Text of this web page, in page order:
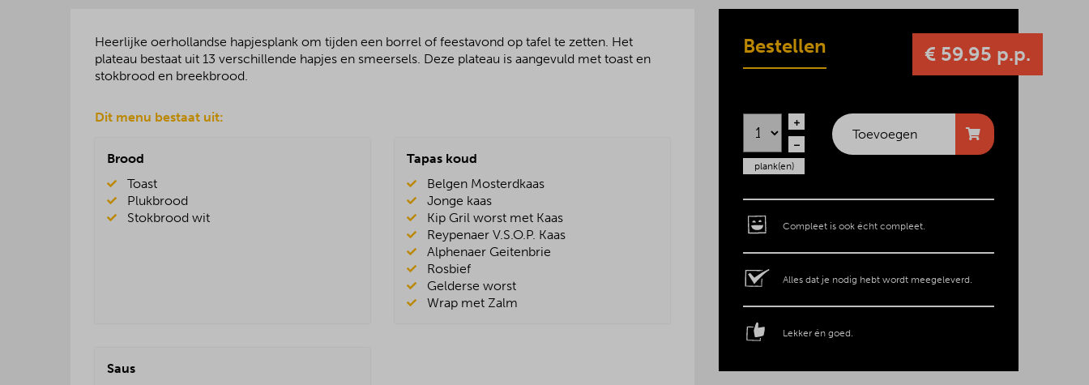
Heerlijke oerhollandse hapjesplank om tijden een borrel of feestavond op tafel te zetten. Het
plateau bestaat uit 13 verschillende hapjes en smeersels. Deze plateau is aangevuld met toast en
stokbrood en breekbrood.
Dit menu bestaat uit:
Brood
Toast
Plukbrood
Stokbrood wit
Tapas koud
Belgen Mosterdkaas
Jonge kaas
Kip Gril worst met Kaas
Reypenaer V.S.O.P. Kaas
Alphenaer Geitenbrie
Rosbief
Gelderse worst
Wrap met Zalm
Saus
Bestellen € 59.95 p.p.
plank(en)
Toevoegen
Compleet is ook écht compleet.
Alles dat je nodig hebt wordt meegeleverd.
Lekker én goed.